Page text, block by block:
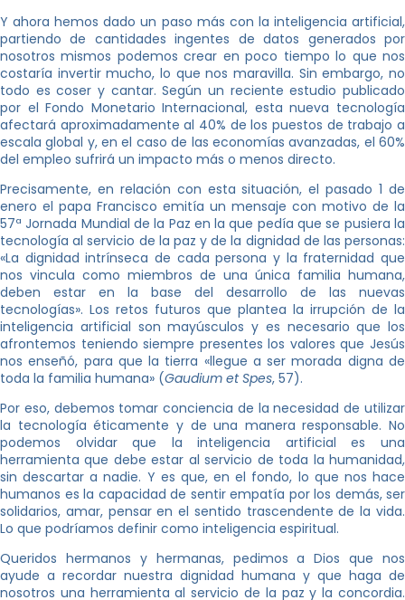
Y ahora hemos dado un paso más con la inteligencia artificial,
partiendo de cantidades ingentes de datos generados por
nosotros mismos podemos crear en poco tiempo lo que nos
costaría invertir mucho, lo que nos maravilla. Sin embargo, no
todo es coser y cantar. Según un reciente estudio publicado
por el Fondo Monetario Internacional, esta nueva tecnología
afectará aproximadamente al 40% de los puestos de trabajo a
escala global y, en el caso de las economías avanzadas, el 60%
del empleo sufrirá un impacto más o menos directo.
Precisamente, en relación con esta situación, el pasado 1 de
enero el papa Francisco emitía un mensaje con motivo de la
57ª Jornada Mundial de la Paz en la que pedía que se pusiera la
tecnología al servicio de la paz y de la dignidad de las personas:
«La dignidad intrínseca de cada persona y la fraternidad que
nos vincula como miembros de una única familia humana,
deben estar en la base del desarrollo de las nuevas
tecnologías». Los retos futuros que plantea la irrupción de la
inteligencia artificial son mayúsculos y es necesario que los
afrontemos teniendo siempre presentes los valores que Jesús
nos enseñó, para que la tierra «llegue a ser morada digna de
toda la familia humana» (Gaudium et Spes, 57).
Por eso, debemos tomar conciencia de la necesidad de utilizar
la tecnología éticamente y de una manera responsable. No
podemos olvidar que la inteligencia artificial es una
herramienta que debe estar al servicio de toda la humanidad,
sin descartar a nadie. Y es que, en el fondo, lo que nos hace
humanos es la capacidad de sentir empatía por los demás, ser
solidarios, amar, pensar en el sentido trascendente de la vida.
Lo que podríamos definir como inteligencia espiritual.
Queridos hermanos y hermanas, pedimos a Dios que nos
ayude a recordar nuestra dignidad humana y que haga de
nosotros una herramienta al servicio de la paz y la concordia.